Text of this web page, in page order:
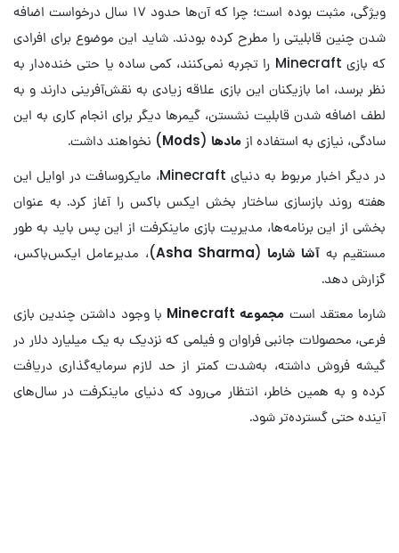
ویژگی، مثبت بوده است؛ چرا که آن‌ها حدود ۱۷ سال درخواست اضافه
شدن چنین قابلیتی را مطرح کرده بودند. شاید این موضوع برای افرادی
که بازی Minecraft را تجربه نمی‌کنند، کمی ساده یا حتی خنده‌دار به
نظر برسد، اما بازیکنان این بازی علاقه زیادی به نقش‌آفرینی دارند و به
لطف اضافه شدن قابلیت نشستن، گیمرها دیگر برای انجام کاری به این
سادگی، نیازی به استفاده از مادها (
Mods) نخواهند داشت.
در دیگر اخبار مربوط به دنیای Minecraft، مایکروسافت در اوایل این
هفته روند بازسازی ساختار بخش ایکس باکس را آغاز کرد. به‌ عنوان
بخشی از این برنامه‌ها، مدیریت بازی ماینکرفت از این پس باید به طور
مستقیم به آشا شارما (
Asha Sharma)، مدیرعامل ایکس‌باکس،
گزارش دهد.
شارما معتقد است مجموعه Minecraft
با وجود داشتن چندین بازی
فرعی، محصولات جانبی فراوان و فیلمی که نزدیک به یک میلیارد دلار در
گیشه فروش داشته، به‌شدت کمتر از حد لازم سرمایه‌گذاری دریافت
کرده و به همین خاطر، انتظار می‌رود که دنیای ماینکرفت در سال‌های
آینده حتی گسترده‌تر شود.